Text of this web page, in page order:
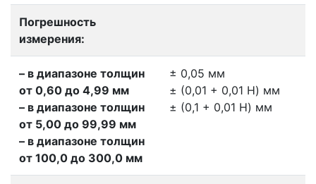
Погрешность
измерения:
– в диапазоне толщин
от 0,60 до 4,99 мм
– в диапазоне толщин
от 5,00 до 99,99 мм
– в диапазоне толщин
от 100,0 до 300,0 мм
± 0,05 мм
± (0,01 + 0,01 H) мм
± (0,1 + 0,01 H) мм